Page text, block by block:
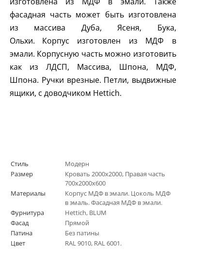
фасадная часть может быть изготовлена
из массива Дуба, Ясеня, Бука,
Ольхи.
Корпус изготовлен из МДФ в
эмали. Корпусную часть можно изготовить
как из ЛДСП, Массива, Шпона, МДФ,
Шпона. Ручки врезные. Петли, выдвижные
ящики, с доводчиком Hettich.
Стиль
Модерн
Размер
Кровать 2000х2000, Правая часть
700х2000х600
Материалы
Корпус МДФ в эмали. Цоколь МДФ
в эмаль. Фасадная МДФ в эмали.
Фурнитура
Hettich, BLUM
Фасад
Прямой
Патина
Без патины
Цвет
RAL 9010, RAL 6001.